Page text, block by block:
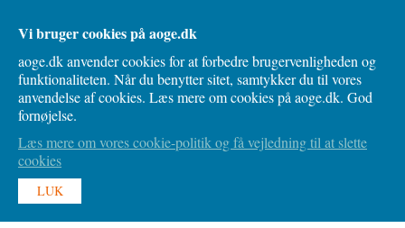
Vi bruger cookies på aoge.dk
aoge.dk anvender cookies for at forbedre brugervenligheden og
funktionaliteten. Når du benytter sitet, samtykker du til vores
anvendelse af cookies. Læs mere om cookies på aoge.dk. God
fornøjelse.
Læs mere om vores cookie-politik og få vejledning til at slette
cookies
LUK